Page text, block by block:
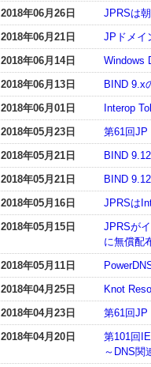
2018年06月26日
JPRSは
2018年06月21日
JPドメイ
2018年06月14日
Windows
2018年06月13日
BIND 9.x
2018年06月01日
Interop
2018年05月23日
第61回JP
2018年05月21日
BIND
2018年05月21日
BIND
2018年05月16日
JPRSは
2018年05月15日
JPRSが
に無償配
2018年05月11日
2018年04月25日
Knot
2018年04月23日
第61回JP
2018年04月20日
第101回
～DNS関